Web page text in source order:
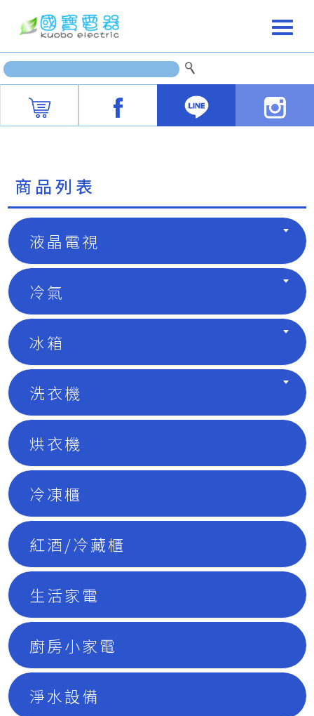
商品列表
液晶電視
冷氣
冰箱
洗衣機
烘衣機
冷凍櫃
紅酒/冷藏櫃
生活家電
廚房小家電
淨水設備